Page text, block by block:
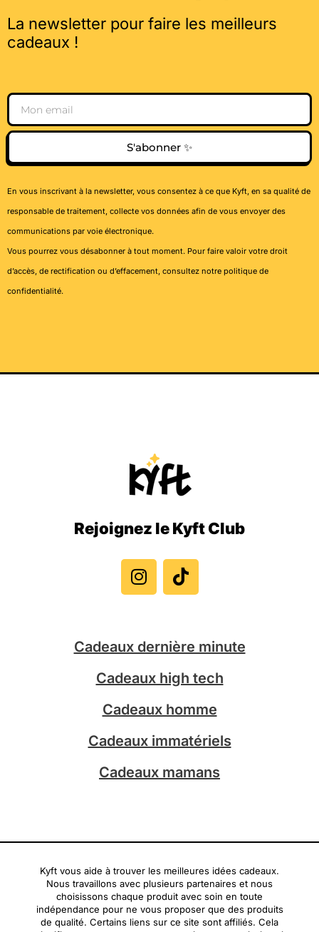
La newsletter pour faire les meilleurs
cadeaux !
Email
S'abonner ✨
En vous inscrivant à la newsletter, vous consentez à ce que Kyft, en sa qualité de
responsable de traitement, collecte vos données afin de vous envoyer des
communications par voie électronique.
Vous pourrez vous désabonner à tout moment. Pour faire valoir votre droit
d’accès, de rectification ou d’effacement, consultez notre politique de
confidentialité.
Rejoignez le Kyft Club
n
s
t
r
a
m
i
k
t
Cadeaux dernière minute
Cadeaux high tech
Cadeaux homme
Cadeaux immatériels
Cadeaux mamans
Kyft vous aide à trouver les meilleures idées cadeaux.
Nous travaillons avec plusieurs partenaires et nous
choisissons chaque produit avec soin en toute
indépendance pour ne vous proposer que des produits
de qualité. Certains liens sur ce site sont affiliés. Cela